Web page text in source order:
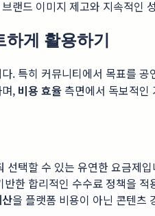
랜드 이미지 제고와 지속적인
게 활용하기
. 특히 커뮤니티에서 목표
, 비용 효율 측면에서 독보적인
택할 수 있는 유연한 요금
한 합리적인 수수료 정책을
을 플랫폼 비용이 아닌 콘텐츠